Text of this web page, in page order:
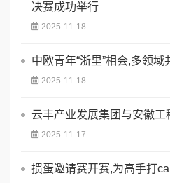
决赛成功举行
2025-11-18
中欧青年“浙里”相会,多领域
2025-11-18
云丰产业发展集团与安徽
2025-11-17
掼蛋邀请赛开赛,为高手打call